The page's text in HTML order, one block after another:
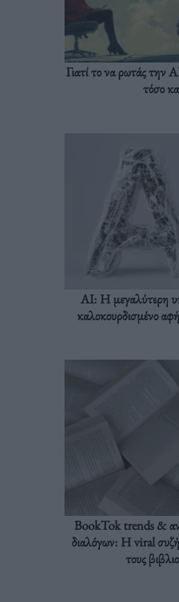
Γιατί το να ρωτάς την
τόσο
AI: Η μεγαλύτερη
καλοκουρδισμένο
BookTok trends &
διαλόγων: Η viral
τους